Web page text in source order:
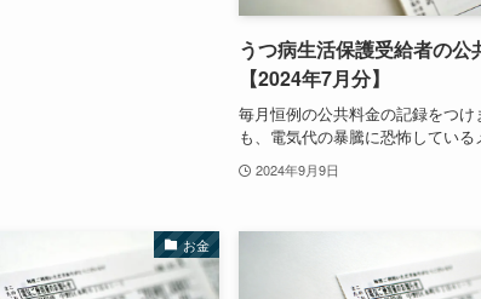
うつ病生活保護受給者の公
【2024年7月分】
毎月恒例の公共料金の記録をつけ
も、電気代の暴騰に恐怖している
2024年9月9日
お金